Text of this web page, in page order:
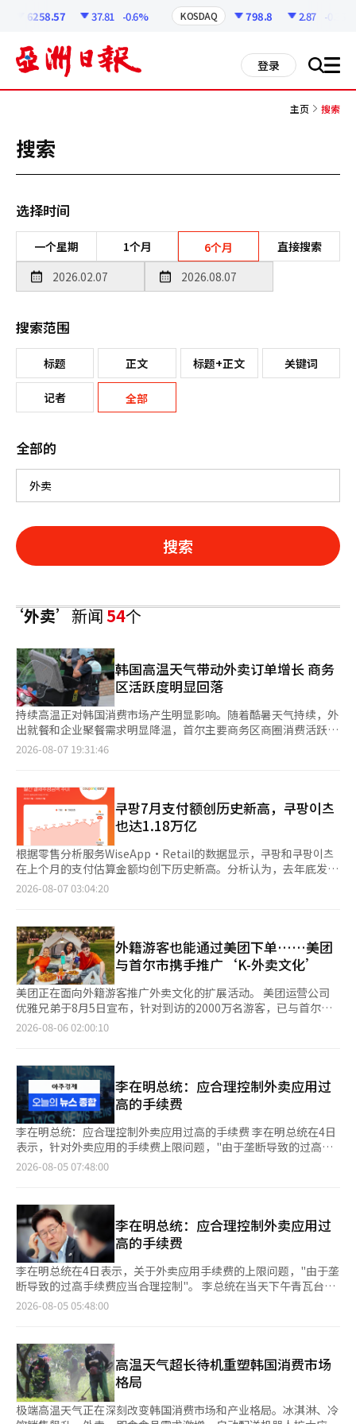
6258.57 37.81 -0.6% KOSDAQ 798.8 2.87 -0.36%
登录 搜 all
主页 搜索
搜索
选择时间
一个星期 1个月 6个月 直接搜索
搜索范围
标题 正文 标题+正文 关键词
记者 全部
全部的
搜索
‘外卖’新闻54个
韩国高温天气带动外卖订单增长 商务
区活跃度明显回落
持续高温正对韩国消费市场产生明显影响。随着酷暑天气持续，外
出就餐和企业聚餐需求明显降温，首尔主要商务区商圈消费活跃度
持续下滑；与此同时，外卖订单逆势增长。 据韩国餐饮业7日消
较平时减少约三分之二，不少企业取消晚间聚餐，消费者也更倾向
于减少外出，外卖解决用餐需求。有餐厅负责人表示，门店过去每
天可接待约10桌晚餐顾客，如今仅剩约3桌，营业额也大幅缩水。
高温天气对线下消费的影响已反映在商圈数据上。根据首尔市实时
城市数据，本月6日18时至19时，钟阁站商圈活跃度较前一周同期
下降28.9%，江南站下降12%，汝矣岛下降5.8%。在气温达到峰
值的当天15时左右，江南站和光化门商圈活跃度分别较前一周同期
下降71.1%和65.4%，主要商务区午餐消费也出现明显回落。 与堂
外卖的民族（Baemin）数据显示，7月29日至8月5日期间，首尔
发布高温警报地区的餐饮外卖订单量较上月同期增长约6%。其
中，7月31日虽为传统外出聚餐需求较旺的周五，外卖订单仍较前
一周同期增长约30%。 业内人士认为，持续高温正在重塑韩国居
民的消费习惯，越来越多消费者减少外出用餐，部分企业也将原本
的晚间聚餐改为中午订购外卖或盒饭。随着极端天气持续，韩国餐
饮消费正呈现堂食降温、外卖升温的新特点，高温对线下餐饮和商
圈消费的影响也进一步显现。
2026-08-07 19:31:46
쿠팡7月支付额创历史新高，쿠팡이츠
也达1.18万亿
根据零售分析服务WiseApp·Retail的数据显示，쿠팡和쿠팡이츠
在上个月的支付估算金额均创下历史新高。分析认为，去年底发生
的个人信息泄露事件后，쿠팡的客户支出正在迅速恢复。上个月，
事件以来，쿠팡的支付估算金额曾出现下降趋势。然而，今年以
来，用户数量和支付规模逐渐恢复，上个月的金额超过了之前的最
高纪录。外卖应用쿠팡이츠也保持了增长势头。上个月，쿠팡이츠
的支付估算金额为1.18万亿韩元，比去年同月的9800亿增加了
21%。쿠팡이츠同样创下了月度最高纪录。此次调查是
WiseApp·Retail对韩国人的信用卡和借记卡支付额进行抽样调查
后得出的估算结果。调查未包括账户转账、现金和礼品卡支付额，
因此与各企业的实际销售额可能存在差异。此外，쿠팡Inc的董事
息泄露事件而流失的客户正在逐渐回归。金范锡表示：“流失的客
户正在回来，支出水平也在恢复。”他还表示：“将扩大商品种类
并改善服务，以便客户能够节省更多的费用和时间。”※ 本报道
经人工智能（AI）系统翻译与编辑。
2026-08-07 03:04:20
外籍游客也能通过美团下单……美团
与首尔市携手推广‘K-外卖文化’
美团正在面向外籍游客推广外卖文化的扩展活动。 美团运营公司
优雅兄弟于8月5日宣布，针对到访的2000万名游客，已与首尔市
签署了“美食旅游及地方经济振兴合作备忘录（MOU）”，以推
行的新内容，进而为当地商业注入活力。 根据协议，美团将持续
优化应用程序功能，以便外籍游客更方便地使用外卖服务，而首尔
市则负责面向外籍游客的宣传和现场指导。 美团是国内外卖应用
中唯一提供英语、中文、日文等多语言服务的应用，并支持多种海
外支付方式。美团方面表示，正是基于这些优势，成为了帮助外籍
游客体验外卖文化的合作伙伴。 此外，美团还将与首尔市正在推
进的“夜间经济振兴”项目中的“2026汉江夜营
（Night+Camping）”活动相结合，在8月期间于汝矣岛和德寿
营”是首尔市“夜间经济首个项目”的一部分，旨在让游客在夏季
夜晚享受汉江的魅力，结合游泳池、节庆、演出、电影和外卖服务
等内容，设计出一个从白天到夜晚、甚至清晨都能逗留的夜间旅游
项目。首尔市将在节庆期间运营200个帐篷，并在汝矣岛和德寿宫
汉江公园周边设立夜间外卖专区，方便骑手进入并顺利取餐。 在
此期间，美团将推出面向外籍游客的专属促销页面。前来参加节庆
的游客可以通过现场设置的宣传横幅二维码进行访问。 该促销页
面将提供英语、日语、中文等多种语言的节庆信息，并在订单满2
码和外国人注册号码注册会员，且无需额外注册，只需通过海外电
话号码进行短信验证，即可在美团上直接下单。 优雅兄弟品牌传
播战略部总裁尹锡俊表示：“曾因语言和支付方式的差异而犹豫使
用应用的客户，现在可以在首尔的任何地方轻松体验K-外卖。我们
将持续发展相关服务，让外籍游客通过美团应用更亲切地体验到韩
国的美食。”※ 本报道经人工智能（AI）系统翻译与编辑。
2026-08-06 02:00:10
李在明总统：应合理控制外卖应用过
高的手续费
李在明总统：应合理控制外卖应用过高的手续费 李在明总统在4日
表示，针对外卖应用的手续费上限问题，"由于垄断导致的过高手
续费应当合理控制"。 李总统在当天下午青瓦台举行的公平交易委
直接进行手续费控制，这在现实中并不容易"。 李总统提到他担任
京畿道知事期间，曾尝试创建公共外卖应用，以通过与民间的竞争
来限制其随意行为。他表示，"退任后，该外卖应用的财政支持减
少，实际上几乎消失了"。 他补充道，"公共部门应当给予支持，
以维持竞争体制"。 大法官候选人缩减至四人：金文官、金成洙、
金艺英、金正中 李兴九大法官的后任候选人缩减至四人，分别是
金文官（62岁，司法研修院23期）、金成洙（58岁，24期）、金
艺英（51岁，30期）和金正中（60岁，26期）。 4日，大法官候
名候选人给最高法院院长赵熙大。 赵院长将在公开候选人的主要
判决和工作经历后，征求意见并于7日之前选出最终候选人，随后
将提请李在明总统进行任命。 不过，由于尚未提名于3月退任的前
大法官卢泰岳的后任，因此也有可能同时提名两个职位。 日本政
府推动熊本地震特别灾害指定，扩大恢复支持 日本政府正在推动
将上月28日发生的九州熊本地震受灾地区指定为"特别灾害"。 4
2026-08-05 07:48:00
李在明总统：应合理控制外卖应用过
高的手续费
李在明总统在4日表示，关于外卖应用手续费的上限问题，"由于垄
断导致的过高手续费应当合理控制"。 李总统在当天下午青瓦台举
行的公平交易委员会工作报告中，针对一位自营业者提出的"支付
李总统提到他担任京畿道知事时曾尝试创建公共外卖应用，以便通
过与民间的竞争来限制其随意行为。他表示，"在我卸任后，该外
卖应用的财政支持减少，实际上几乎消失了"。他补充道，"公共部
门应当给予支持，以维持竞争体制"。 李总统还提到，韩总理韩成
淑表示"全球外卖平台优步决定收购外卖的母公司Delivery
2026-08-05 05:48:00
高温天气超长待机重塑韩国消费市场
格局
极端高温天气正在深刻改变韩国消费市场和产业格局。冰淇淋、冷